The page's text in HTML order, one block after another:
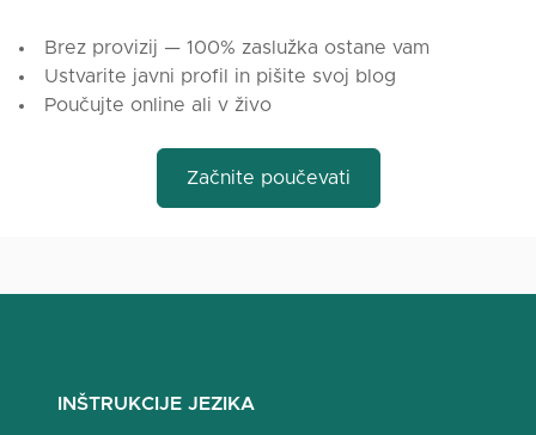
Brez provizij — 100% zaslužka ostane vam
Ustvarite javni profil in pišite svoj blog
Poučujte online ali v živo
Začnite poučevati
INŠTRUKCIJE JEZIKA